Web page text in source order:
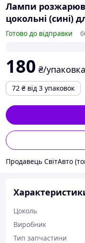
Лампи
цокольні (сині)
Готово до відправки
180 ₴/упаковка
72 ₴ від 3 упаковок
Цоколь
Виробник
Тип запчастини